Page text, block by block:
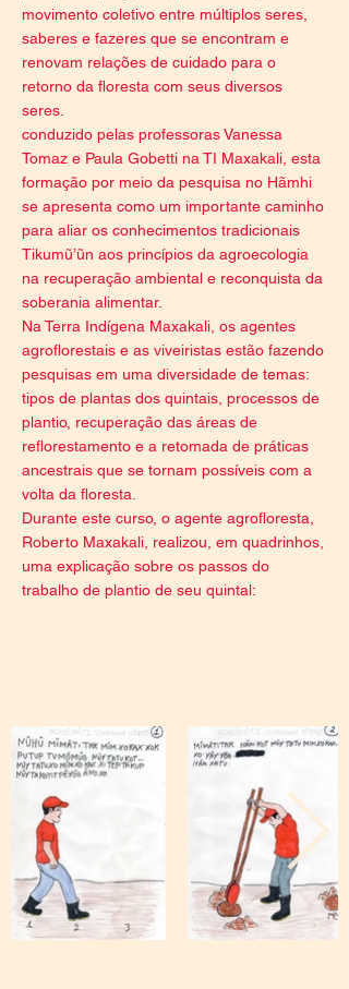
movimento coletivo entre múltiplos seres,
saberes e fazeres que se encontram e
renovam relações de cuidado para o
retorno da floresta com seus diversos
seres.
conduzido pelas professoras Vanessa
Tomaz e Paula Gobetti na TI Maxakali, esta
formação por meio da pesquisa no Hãmhi
se apresenta como um importante caminho
para aliar os conhecimentos tradicionais
Tikumũ’ũn aos princípios da agroecologia
na recuperação ambiental e reconquista da
soberania alimentar.
Na Terra Indígena Maxakali, os agentes
agroflorestais e as viveiristas estão fazendo
pesquisas em uma diversidade de temas:
tipos de plantas dos quintais, processos de
plantio, recuperação das áreas de
reflorestamento e a retomada de práticas
ancestrais que se tornam possíveis com a
volta da floresta.
Durante este curso, o agente agrofloresta,
Roberto Maxakali, realizou, em quadrinhos,
uma explicação sobre os passos do
trabalho de plantio de seu quintal: